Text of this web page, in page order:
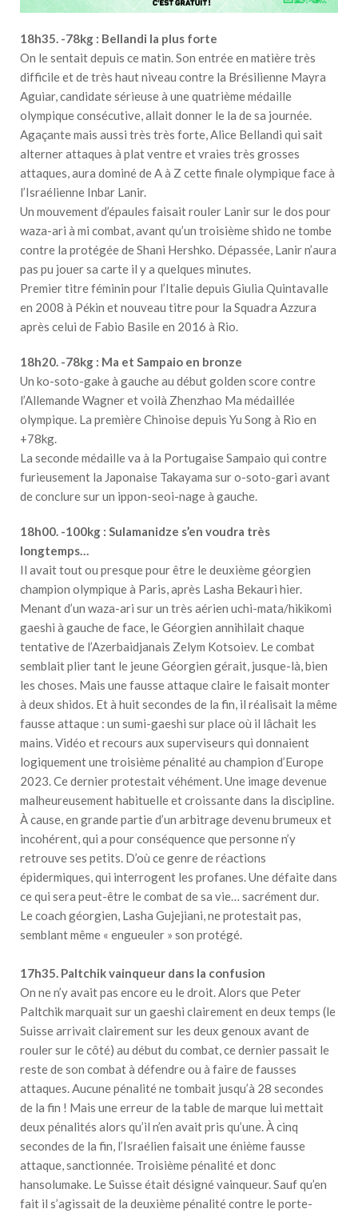
18h35. -78kg : Bellandi la plus forte
On le sentait depuis ce matin. Son entrée en matière très
difficile et de très haut niveau contre la Brésilienne Mayra
Aguiar, candidate sérieuse à une quatrième médaille
olympique consécutive, allait donner le la de sa journée.
Agaçante mais aussi très très forte, Alice Bellandi qui sait
alterner attaques à plat ventre et vraies très grosses
attaques, aura dominé de A à Z cette finale olympique face à
l’Israélienne Inbar Lanir.
Un mouvement d’épaules faisait rouler Lanir sur le dos pour
waza-ari à mi combat, avant qu’un troisième shido ne tombe
contre la protégée de Shani Hershko. Dépassée, Lanir n’aura
pas pu jouer sa carte il y a quelques minutes.
Premier titre féminin pour l’Italie depuis Giulia Quintavalle
en 2008 à Pékin et nouveau titre pour la Squadra Azzura
après celui de Fabio Basile en 2016 à Rio.
18h20. -78kg : Ma et Sampaio en bronze
Un ko-soto-gake à gauche au début golden score contre
l’Allemande Wagner et voilà Zhenzhao Ma médaillée
olympique. La première Chinoise depuis Yu Song à Rio en
+78kg.
La seconde médaille va à la Portugaise Sampaio qui contre
furieusement la Japonaise Takayama sur o-soto-gari avant
de conclure sur un ippon-seoi-nage à gauche.
18h00. -100kg : Sulamanidze s’en voudra très
longtemps…
Il avait tout ou presque pour être le deuxième géorgien
champion olympique à Paris, après Lasha Bekauri hier.
Menant d’un waza-ari sur un très aérien uchi-mata/hikikomi
gaeshi à gauche de face, le Géorgien annihilait chaque
tentative de l’Azerbaidjanais Zelym Kotsoiev. Le combat
semblait plier tant le jeune Géorgien gérait, jusque-là, bien
les choses. Mais une fausse attaque claire le faisait monter
à deux shidos. Et à huit secondes de la fin, il réalisait la même
fausse attaque : un sumi-gaeshi sur place où il lâchait les
mains. Vidéo et recours aux superviseurs qui donnaient
logiquement une troisième pénalité au champion d’Europe
2023. Ce dernier protestait véhément. Une image devenue
malheureusement habituelle et croissante dans la discipline.
À cause, en grande partie d’un arbitrage devenu brumeux et
incohérent, qui a pour conséquence que personne n’y
retrouve ses petits. D’où ce genre de réactions
épidermiques, qui interrogent les profanes. Une défaite dans
ce qui sera peut-être le combat de sa vie… sacrément dur.
Le coach géorgien, Lasha Gujejiani, ne protestait pas,
semblant même « engueuler » son protégé.
17h35. Paltchik vainqueur dans la confusion
On ne n’y avait pas encore eu le droit. Alors que Peter
Paltchik marquait sur un gaeshi clairement en deux temps (le
Suisse arrivait clairement sur les deux genoux avant de
rouler sur le côté) au début du combat, ce dernier passait le
reste de son combat à défendre ou à faire de fausses
attaques. Aucune pénalité ne tombait jusqu’à 28 secondes
de la fin ! Mais une erreur de la table de marque lui mettait
deux pénalités alors qu’il n’en avait pris qu’une. À cinq
secondes de la fin, l’Israélien faisait une énième fausse
attaque, sanctionnée. Troisième pénalité et donc
hansolumake. Le Suisse était désigné vainqueur. Sauf qu’en
fait il s’agissait de la deuxième pénalité contre le porte-